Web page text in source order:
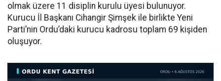
olmak üzere 11 disiplin kurulu üyesi bulunuyor.
Kurucu İl Başkanı Cihangir Şimşek ile birlikte Yeni
Parti’nin Ordu’daki kurucu kadrosu toplam 69 kişiden
oluşuyor.